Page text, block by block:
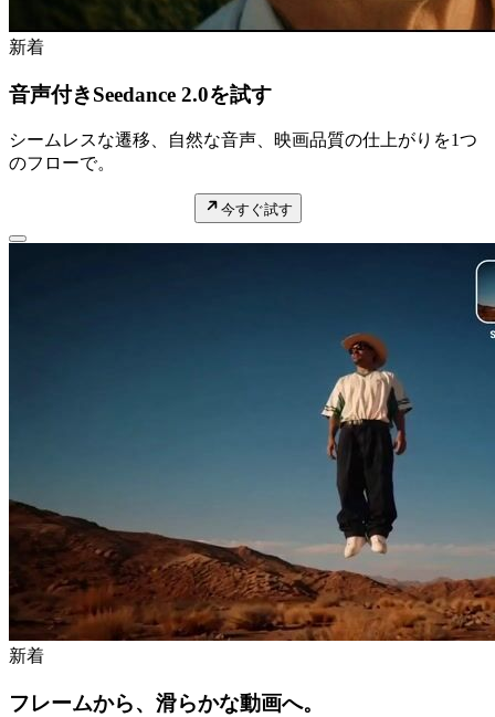
新着
音声付きSeedance 2.0を試す
シームレスな遷移、自然な音声、映画品質の仕上がりを1つ
のフローで。
今すぐ試す
新着
フレームから、滑らかな動画へ。